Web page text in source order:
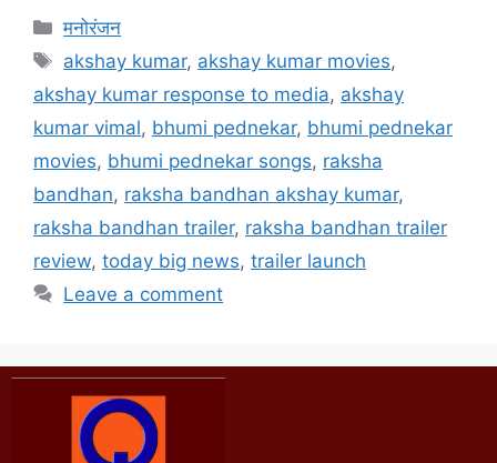
मनोरंजन
akshay kumar, akshay kumar movies,
akshay kumar response to media, akshay
kumar vimal, bhumi pednekar, bhumi pednekar
movies, bhumi pednekar songs, raksha
bandhan, raksha bandhan akshay kumar,
raksha bandhan trailer, raksha bandhan trailer
review, today big news, trailer launch
Leave a comment